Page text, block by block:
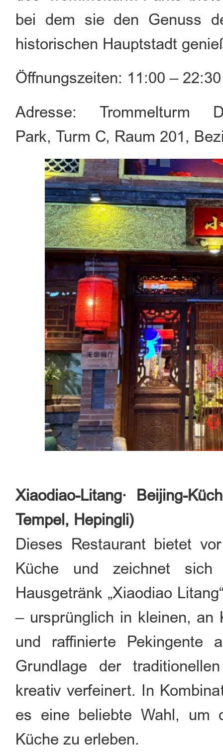
bei dem sie den Genuss
historischen Hauptstadt
Öffnungszeiten: 11:00 –
Adresse: Trommelturm
Park, Turm C, Raum 201,
Xiaodiao-Litang· Beijing-
Tempel, Hepingli)
Dieses Restaurant bietet
Küche und zeichnet sich
Hausgetränk „Xiaodiao
– ursprünglich in kleinen, an
und raffinierte Pekingente
Grundlage der
kreativ verfeinert. In
es eine beliebte Wahl, um
Küche zu erleben.